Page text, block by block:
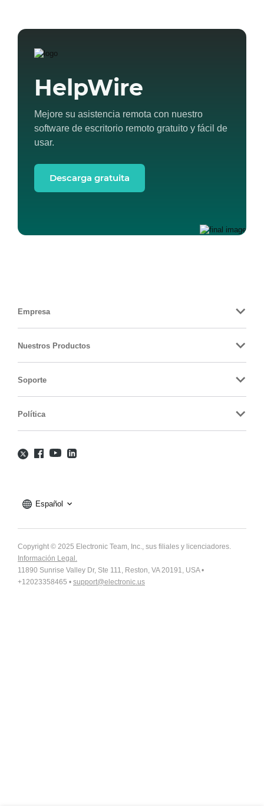
HelpWire
Mejore su asistencia remota con nuestro
software de escritorio remoto gratuito y fácil de
usar.
Descarga gratuita
Empresa
Nuestros Productos
Soporte
Política
Español
Copyright © 2025 Electronic Team, Inc., sus filiales y licenciadores.
Información Legal.
11890 Sunrise Valley Dr, Ste 111, Reston, VA 20191, USA •
+12023358465 • support@electronic.us